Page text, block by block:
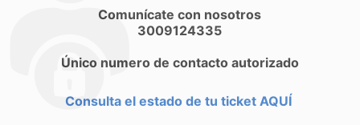
Comunícate con nosotros
3009124335
Único numero de contacto autorizado
Consulta el estado de tu ticket AQUÍ